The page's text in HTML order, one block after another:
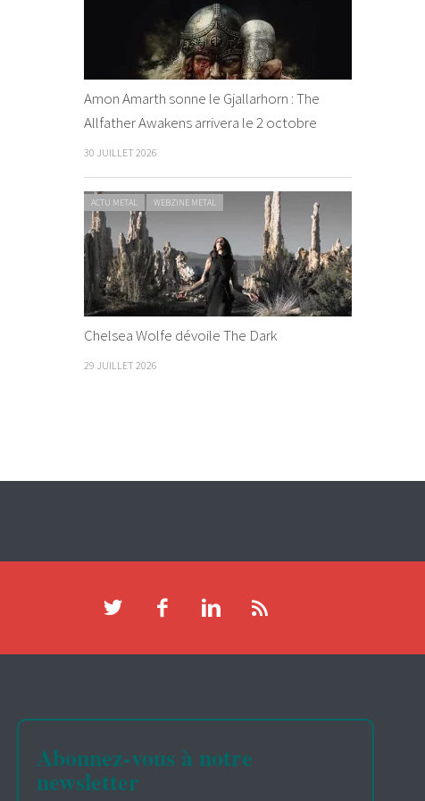
Amon Amarth sonne le Gjallarhorn : The
Allfather Awakens arrivera le 2 octobre
30 JUILLET 2026
ACTU METAL WEBZINE METAL
Chelsea Wolfe dévoile The Dark
29 JUILLET 2026
Abonnez-vous à notre
newsletter